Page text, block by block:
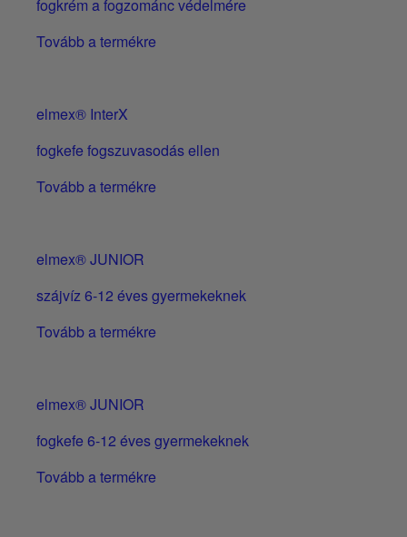
fogkrém a fogzománc védelmére
Tovább a termékre
elmex® InterX
fogkefe fogszuvasodás ellen
Tovább a termékre
elmex® JUNIOR
szájvíz 6-12 éves gyermekeknek
Tovább a termékre
elmex® JUNIOR
fogkefe 6-12 éves gyermekeknek
Tovább a termékre